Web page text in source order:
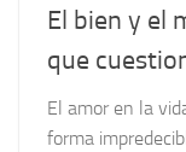
El bien y el
que
El amor en la
forma